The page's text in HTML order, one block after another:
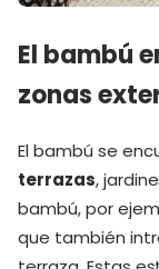
El bambú
zonas
El bambú se
terrazas,
bambú, por
que también